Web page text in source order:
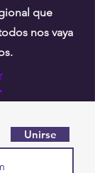
que
nos vaya
Unirse